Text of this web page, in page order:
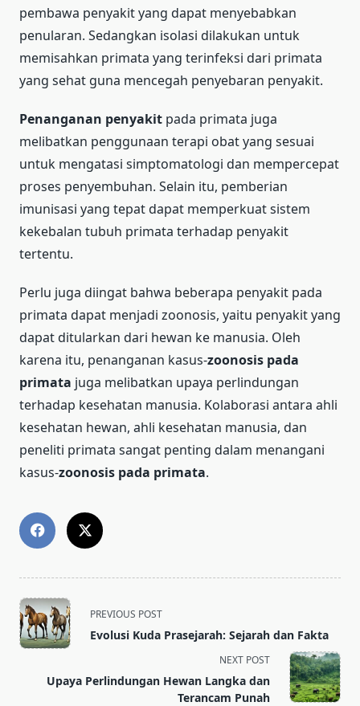
pembawa penyakit yang dapat menyebabkan
penularan. Sedangkan isolasi dilakukan untuk
memisahkan primata yang terinfeksi dari primata
yang sehat guna mencegah penyebaran penyakit.
Penanganan penyakit pada primata juga
melibatkan penggunaan terapi obat yang sesuai
untuk mengatasi simptomatologi dan mempercepat
proses penyembuhan. Selain itu, pemberian
imunisasi yang tepat dapat memperkuat sistem
kekebalan tubuh primata terhadap penyakit
tertentu.
Perlu juga diingat bahwa beberapa penyakit pada
primata dapat menjadi zoonosis, yaitu penyakit yang
dapat ditularkan dari hewan ke manusia. Oleh
karena itu, penanganan kasus-zoonosis pada
primata juga melibatkan upaya perlindungan
terhadap kesehatan manusia. Kolaborasi antara ahli
kesehatan hewan, ahli kesehatan manusia, dan
peneliti primata sangat penting dalam menangani
kasus-zoonosis pada primata.
<span
class="nav-
subtitle
reader-
PREVIOUS POST
Evolusi Kuda Prasejarah: Sejarah dan Fakta
NEXT POST
Upaya Perlindungan Hewan Langka dan
Terancam Punah